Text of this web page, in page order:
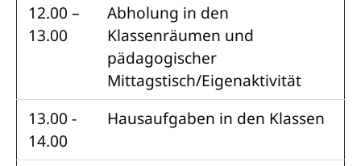
12.00 –
13.00
Abholung in den
Klassenräumen und
pädagogischer
Mittagstisch/Eigenaktivität
13.00 -
14.00
Hausaufgaben in den Klassen